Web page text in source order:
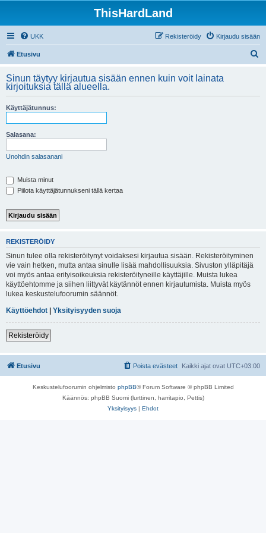
ThisHardLand
UKK Kirjaudu sisään
Rekisteröidy
Etusivu
i
Sinun täytyy kirjautua sisään ennen kuin voit lainata
kirjoituksia tällä alueella.
Käyttäjätunnus:
Salasana:
Unohdin salasanani
Muista minut
Piilota käyttäjätunnukseni tällä kertaa
REKISTERÖIDY
Sinun tulee olla rekisteröitynyt voidaksesi kirjautua sisään. Rekisteröityminen
vie vain hetken, mutta antaa sinulle lisää mahdollisuuksia. Sivuston ylläpitäjä
voi myös antaa erityisoikeuksia rekisteröityneille käyttäjille. Muista lukea
käyttöehtomme ja siihen liittyvät käytännöt ennen kirjautumista. Muista myös
lukea keskustelufoorumin säännöt.
Käyttöehdot | Yksityisyyden suoja
Rekisteröidy
Etusivu Kaikki ajat ovat UTC+03:00
Poista evästeet
Keskustelufoorumin ohjelmisto phpBB® Forum Software © phpBB Limited
Käännös: phpBB Suomi (lurttinen, harritapio, Pettis)
Yksityisyys | Ehdot